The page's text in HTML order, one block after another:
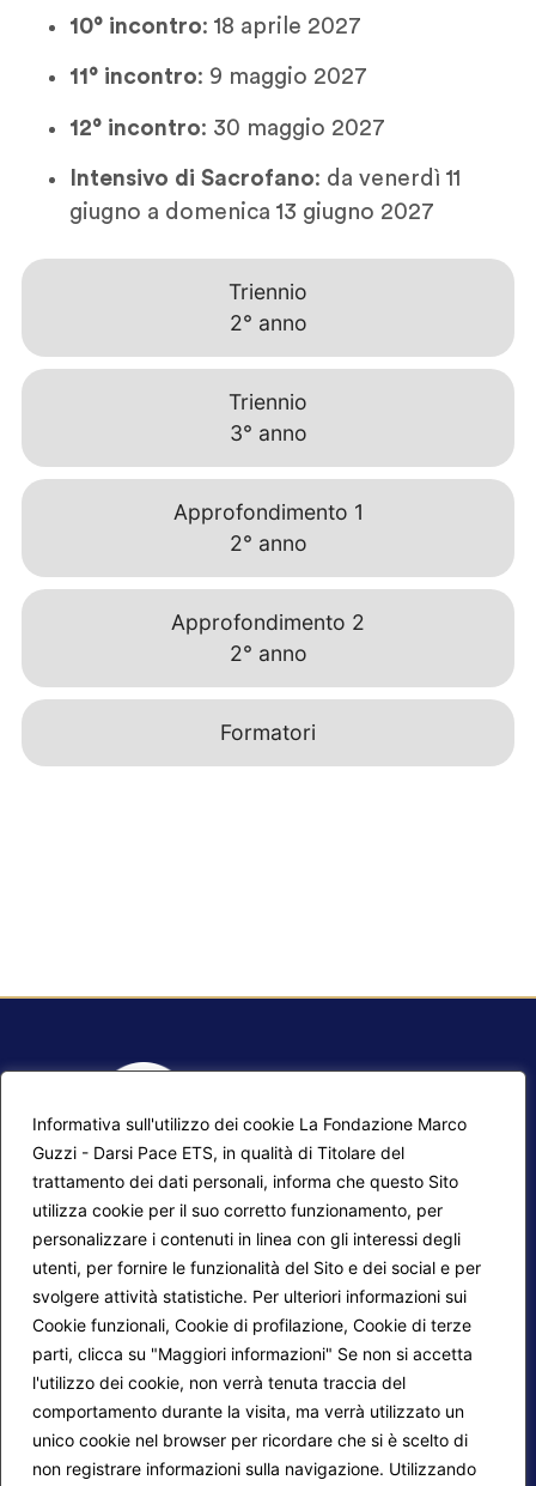
Informativa sull'utilizzo dei cookie La Fondazione Marco
Guzzi - Darsi Pace ETS, in qualità di Titolare del
trattamento dei dati personali, informa che questo Sito
utilizza cookie per il suo corretto funzionamento, per
personalizzare i contenuti in linea con gli interessi degli
utenti, per fornire le funzionalità del Sito e dei social e per
svolgere attività statistiche. Per ulteriori informazioni sui
Cookie funzionali, Cookie di profilazione, Cookie di terze
parti, clicca su "Maggiori informazioni" Se non si accetta
l'utilizzo dei cookie, non verrà tenuta traccia del
comportamento durante la visita, ma verrà utilizzato un
unico cookie nel browser per ricordare che si è scelto di
non registrare informazioni sulla navigazione. Utilizzando
Triennio
2° anno
Triennio
3° anno
Approfondimento 1
2° anno
Approfondimento 2
2° anno
Formatori
10° incontro: 18 aprile 2027
11° incontro: 9 maggio 2027
12° incontro: 30 maggio 2027
Intensivo di Sacrofano: da venerdì 11
giugno a domenica 13 giugno 2027
Mappa del sito
Progetti Darsi Pace
Login redattori
Calendario corsi
Privacy Policy
Cookie Policy
Seguici su: